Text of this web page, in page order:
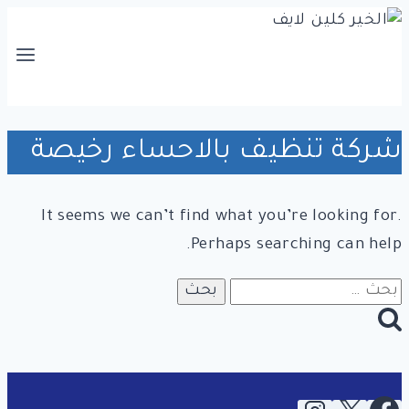
التجاوز
شركة تنظيف بالاحساء رخيصة
It seems we can’t find what you’re looking for.
Perhaps searching can help.
البحث
عن: